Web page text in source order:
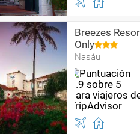
Breezes
Only
Nasáu